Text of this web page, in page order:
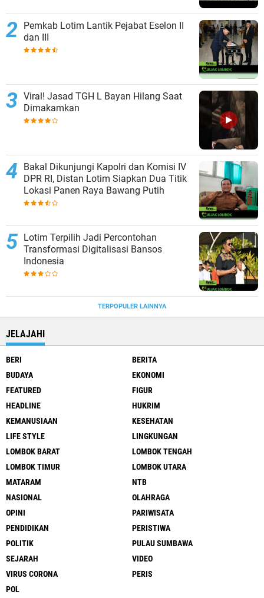
Pemkab Lotim Lantik Pejabat Eselon II
dan III
Viral! Jasad TGH L Bayan Hilang Saat
Dimakamkan
Bakal Dikunjungi Kapolri dan Komisi IV
DPR RI, Distan Lotim Siapkan Dua Titik
Lokasi Panen Raya Bawang Putih
Lotim Terpilih Jadi Percontohan
Transformasi Digitalisasi Bansos
Indonesia
TERPOPULER LAINNYA
JELAJAHI
BERI
BERITA
BUDAYA
EKONOMI
FEATURED
FIGUR
HEADLINE
HUKRIM
KEMANUSIAAN
KESEHATAN
LIFE STYLE
LINGKUNGAN
LOMBOK BARAT
LOMBOK TENGAH
LOMBOK TIMUR
LOMBOK UTARA
MATARAM
NTB
NASIONAL
OLAHRAGA
OPINI
PARIWISATA
PENDIDIKAN
PERISTIWA
POLITIK
PULAU SUMBAWA
SEJARAH
VIDEO
VIRUS CORONA
PERIS
POL